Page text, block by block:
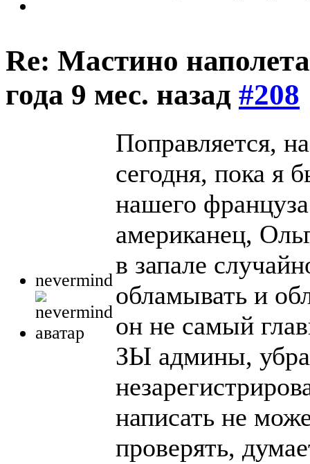
Re: Мастино
года 9 мес. назад #208
nevermind
Поправляется,
сегодня, пока я
нашего
американец,
в запале
обламывать и
он не самый
ЗЫ админы,
написать не
проверять,